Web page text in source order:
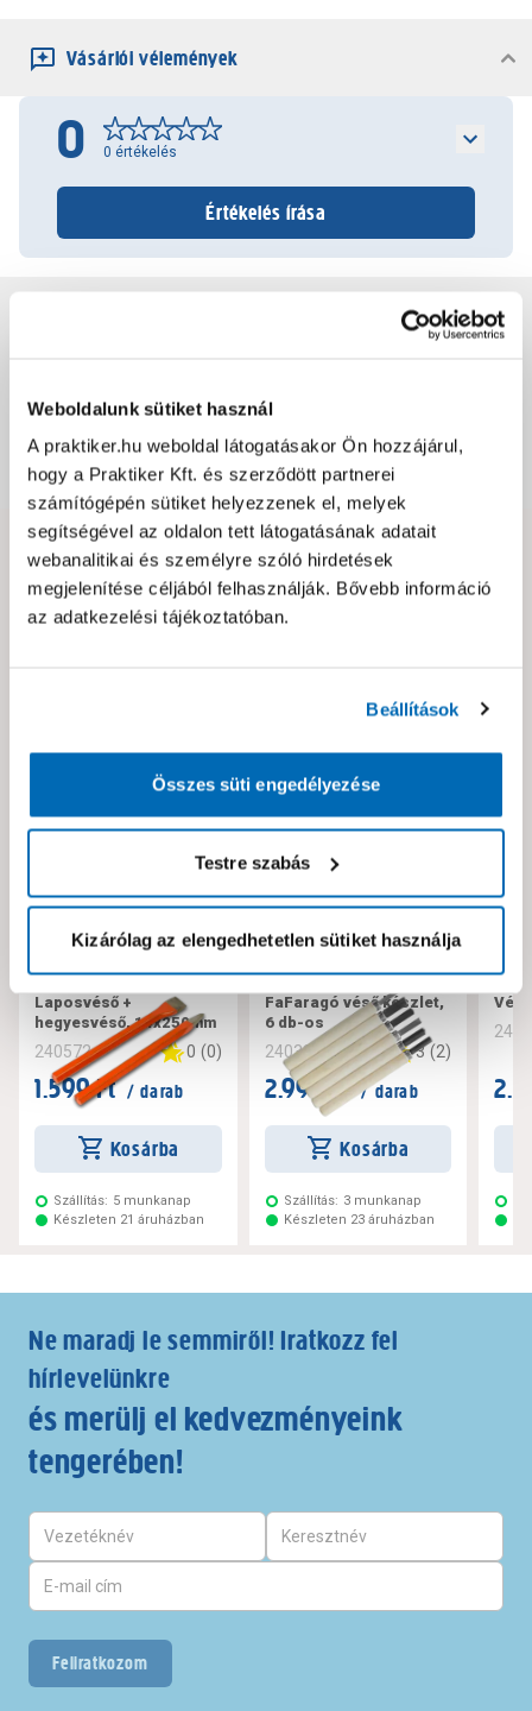
Weboldalunk sütiket használ
A praktiker.hu weboldal látogatásakor Ön hozzájárul,
hogy a Praktiker Kft. és szerződött partnerei
számítógépén sütiket helyezzenek el, melyek
segítségével az oldalon tett látogatásának adatait
webanalitikai és személyre szóló hirdetések
megjelenítése céljából felhasználják. Bővebb információ
az adatkezelési tájékoztatóban.
Beállítások
Összes süti engedélyezése
Testre szabás
Kizárólag az elengedhetetlen sütiket használja
Vásárlói vélemények
0 0 értékelés
Értékelés írása
Dokumentumok, felelős személy
Hibát találtál az oldalon vagy a termék leírásában?
Kérjük jelezd nekünk!
Laposvéső +
hegyesvéső, 14x250mm
240572 0 (0)
1.599 Ft / darab
Kosárba
Szállítás: 5 munkanap
Készleten 21 áruházban
FaFaragó véső készlet,
6 db-os
240333 3 (2)
2.999 Ft / darab
Kosárba
Szállítás: 3 munkanap
Készleten 23 áruházban
Ne maradj le semmiről! Iratkozz fel
hírlevelünkre
és merülj el kedvezményeink
tengerében!
Feliratkozom